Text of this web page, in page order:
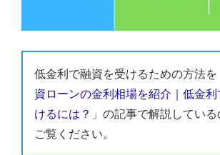
低金利で融資を受けるための方法を
資ローンの金利相場を紹介｜低金
けるには？ 」の記事で解説してい
ご覧ください。